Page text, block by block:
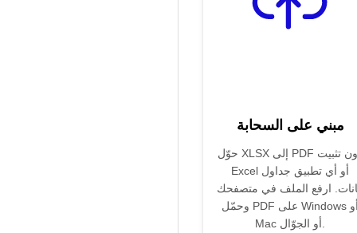
مبني على السحابة
حوّل XLSX إلى PDF دون تثبيت
Excel أو أي تطبيق جداول
ارفع الملف في متصفحك
وحمّل PDF على Windows أو